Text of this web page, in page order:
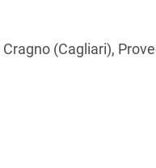
Cragno (Cagliari),